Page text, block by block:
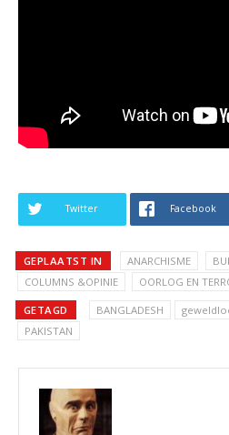
Twitter Facebook
GEPLAATST IN ANARCHISME
COLUMNS &OPINIE
OORLOG EN
GETAGD BANGLADESH
PAKISTAN